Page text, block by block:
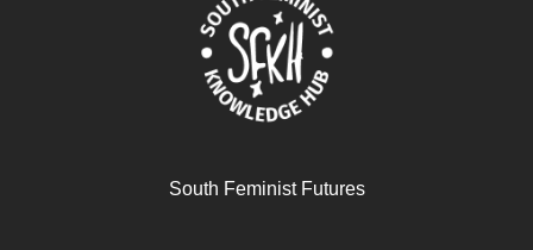
South Feminist Futures